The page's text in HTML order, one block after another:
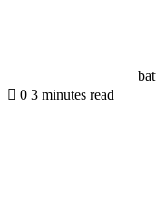
0 3 minutes read